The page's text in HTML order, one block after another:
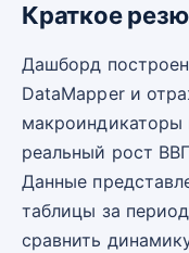
Краткое
Дашборд
DataMapper и
макроиндикаторы
реальный рост
Данные
таблицы за
сравнить